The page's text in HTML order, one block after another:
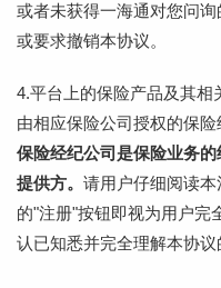
或者未获得一海通对您问
或要求撤销本协议。
4.平台上的保险产品及其
由相应保险公司授权的保险
保险经纪公司是保险业务
提供方。 请用户仔细阅读
的"注册"按钮即视为用户完
认已知悉并完全理解本协议